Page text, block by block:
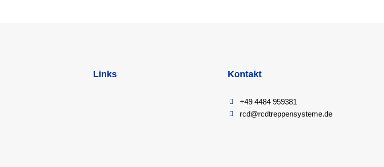
Links Kontakt
+49 4484 959381
rcd@rcdtreppensysteme.de